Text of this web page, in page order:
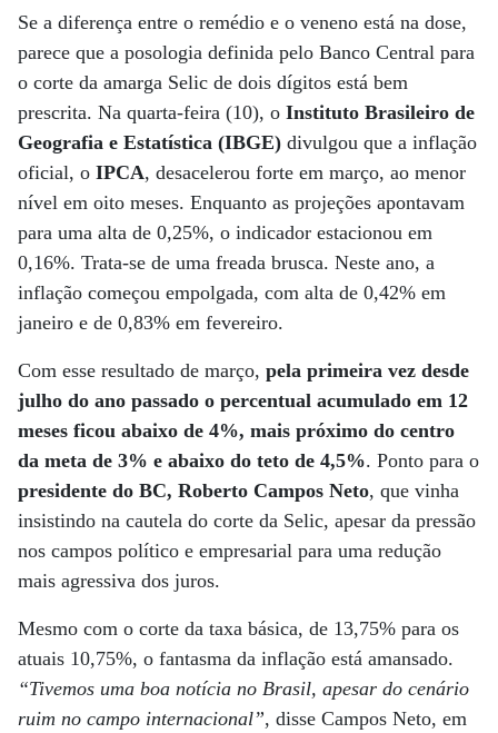
Se a diferença entre o remédio e o veneno está na dose,
parece que a posologia definida pelo Banco Central para
o corte da amarga Selic de dois dígitos está bem
prescrita. Na quarta-feira (10), o Instituto Brasileiro de
Geografia e Estatística (IBGE) divulgou que a inflação
oficial, o IPCA, desacelerou forte em março, ao menor
nível em oito meses. Enquanto as projeções apontavam
para uma alta de 0,25%, o indicador estacionou em
0,16%. Trata-se de uma freada brusca. Neste ano, a
inflação começou empolgada, com alta de 0,42% em
janeiro e de 0,83% em fevereiro.
Com esse resultado de março, pela primeira vez desde
julho do ano passado o percentual acumulado em 12
meses ficou abaixo de 4%, mais próximo do centro
da meta de 3% e abaixo do teto de 4,5%. Ponto para o
presidente do BC, Roberto Campos Neto, que vinha
insistindo na cautela do corte da Selic, apesar da pressão
nos campos político e empresarial para uma redução
mais agressiva dos juros.
Mesmo com o corte da taxa básica, de 13,75% para os
atuais 10,75%, o fantasma da inflação está amansado.
“Tivemos uma boa notícia no Brasil, apesar do cenário
ruim no campo internacional”, disse Campos Neto, em